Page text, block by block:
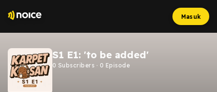
Masuk
S1 E1: 'to be added'
0 Subscribers · 0 Episode